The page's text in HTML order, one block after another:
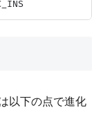
以下の点で進化